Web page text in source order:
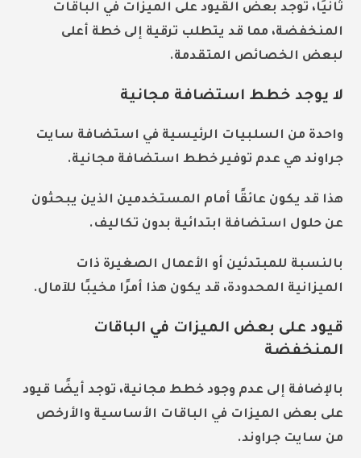
ثانيًا، توجد بعض القيود على الميزات في الباقات
المنخفضة، مما قد يتطلب ترقية إلى خطة أعلى
لبعض الخصائص المتقدمة.
لا يوجد خطط استضافة مجانية
واحدة من السلبيات الرئيسية في استضافة سايت
جراوند هي عدم توفير خطط استضافة مجانية.
هذا قد يكون عائقًا أمام المستخدمين الذين يبحثون
عن حلول استضافة ابتدائية بدون تكاليف.
بالنسبة للمبتدئين أو الأعمال الصغيرة ذات
الميزانية المحدودة، قد يكون هذا أمرًا مخيبًا للآمال.
قيود على بعض الميزات في الباقات
المنخفضة
بالإضافة إلى عدم وجود خطط مجانية، توجد أيضًا قيود
على بعض الميزات في الباقات الأساسية والأرخص
من سايت جراوند.